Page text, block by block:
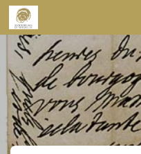
Skip to content